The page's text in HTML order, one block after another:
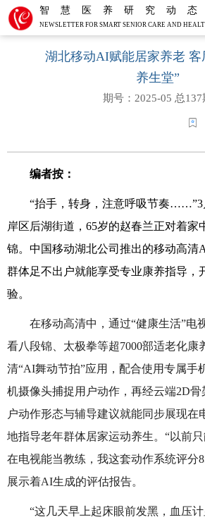
智慧医养研究动态
NEWSLETTER FOR SMART SENIOR CARE AND
湖北移动AI赋能居家养老 客
养生堂”
期号：2025-05 总137
编者按：
“抬手，转身，注意呼吸节奏……”3
岸区后湖街道， 65岁的赵春兰正对着家
锦。中国移动湖北公司推出的移动高清
群体足不出户就能享受专业康养指导，
验。
在移动高清中，通过“健康生活”电
看八段锦、太极拳等超7000部适老化康
清“AI舞动节拍”应用，配合使用专属手
机摄像头捕捉用户动作，再经云端2D骨
户动作形态与辅导建议就能同步展现在
地指导老年群体居家运动养生。“以前
在电视能当教练，我这套动作系统评分
展示着AI生成的评估报告。
“这几天早上起床眼前发黑，血压